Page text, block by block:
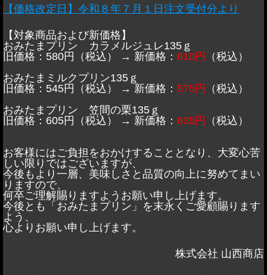
【価格改定日】令和８年７月１日注文受付分より
【対象商品および新価格】
おみたまプリン カラメルジュレ135ｇ
旧価格：580円（税込） → 新価格： 610円
（税込）
おみたまミルクプリン135ｇ
旧価格：545円（税込） → 新価格： 575円
（税込）
おみたまプリン 笠間の栗135ｇ
旧価格：605円（税込） → 新価格： 635円 （税込）
お客様にはご負担をおかけすることとなり、大変心苦
しい限りではございますが、
今後もより一層、美味しさと品質の向上に努めてまい
りますので、
何卒ご理解賜りますようお願い申し上げます。
今後とも「おみたまプリン」を末永くご愛顧賜ります
よう、
心よりお願い申し上げます。
株式会社 山西商店